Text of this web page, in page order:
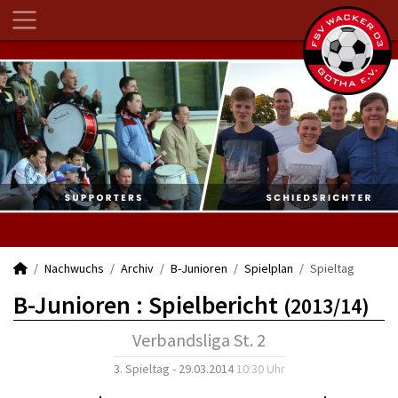
Nachwuchs Archiv B-Junioren Spielplan Spieltag
B-Junioren : Spielbericht (2013/14)
Verbandsliga St. 2
3. Spieltag - 29.03.201410:30 Uhr